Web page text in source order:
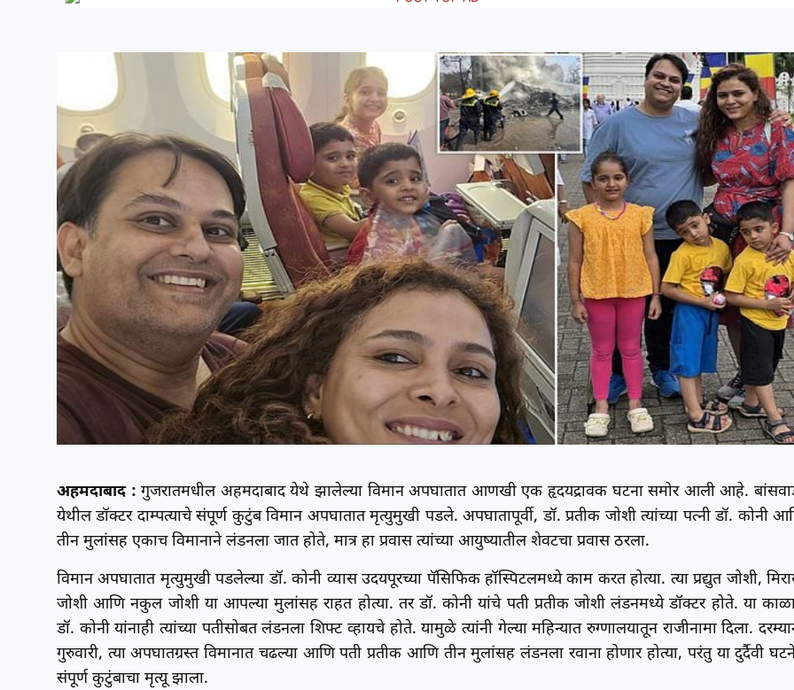
अहमदाबाद : गुजरातमधील अहमदाबाद येथे झालेल्या विमान अपघातात आणखी एक हृदयद्रावक घटना समोर आली आहे.
येथील डॉक्टर दाम्पत्याचे संपूर्ण कुटुंब विमान अपघातात मृत्युमुखी पडले. अपघातापूर्वी, डॉ. प्रतीक जोशी त्यांच्या पत्नी डॉ. कोनी
तीन मुलांसह एकाच विमानाने लंडनला जात होते, मात्र हा प्रवास त्यांच्या आयुष्यातील शेवटचा प्रवास ठरला.
विमान अपघातात मृत्युमुखी पडलेल्या डॉ. कोनी व्यास उदयपूरच्या पॅसिफिक हॉस्पिटलमध्ये काम करत होत्या. त्या प्रद्युत जोशी,
जोशी आणि नकुल जोशी या आपल्या मुलांसह राहत होत्या. तर डॉ. कोनी यांचे पती प्रतीक जोशी लंडनमध्ये डॉक्टर होते. या
डॉ. कोनी यांनाही त्यांच्या पतीसोबत लंडनला शिफ्ट व्हायचे होते. यामुळे त्यांनी गेल्या महिन्यात रुग्णालयातून राजीनामा दिला.
गुरुवारी, त्या अपघातग्रस्त विमानात चढल्या आणि पती प्रतीक आणि तीन मुलांसह लंडनला रवाना होणार होत्या, परंतु या दुर्दैवी
संपूर्ण कुटुंबाचा मृत्यू झाला.